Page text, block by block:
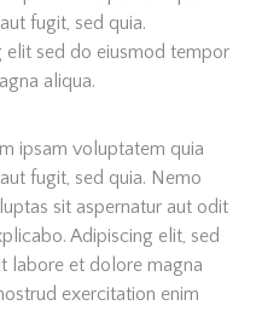
fugit, sed quia.
elit sed do eiusmod tempor
aliqua.
ipsam voluptatem quia
fugit, sed quia. Nemo
sit aspernatur aut odit
Adipiscing elit, sed
labore et dolore magna
exercitation enim